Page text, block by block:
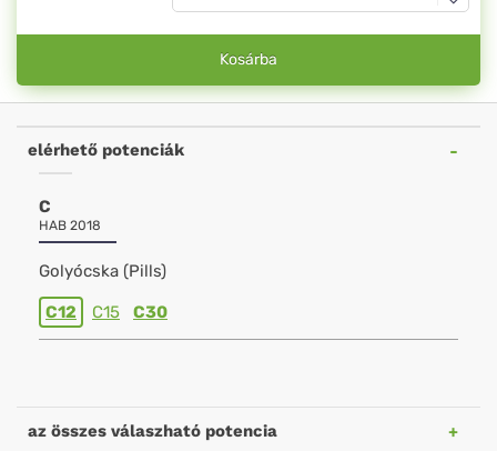
Kosárba
elérhető potenciák
C
HAB 2018
Golyócska (Pills)
C12 C15 C30
az összes válaszható potencia